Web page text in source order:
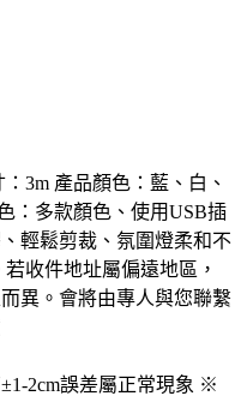
3m 產品顏色：藍、白、
：多款顏色、使用USB插
輕鬆剪裁、氛圍燈柔和不
收件地址屬偏遠地區，
異。會將由專人與您聯繫
2cm誤差屬正常現象 ※